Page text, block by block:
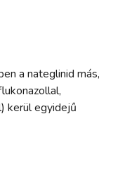
a nateglinid más,
kerül egyidejű